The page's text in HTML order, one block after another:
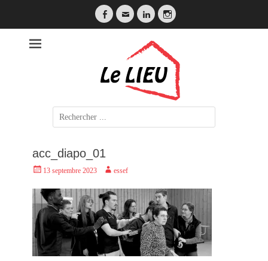
Facebook
EmailLinkedInInstagram
LE LIEU
Search
for:
acc_diapo_01
Posted13 septembre 2023 Authoressef